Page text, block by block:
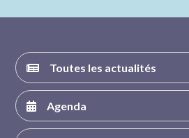
Toutes les actualités
Agenda